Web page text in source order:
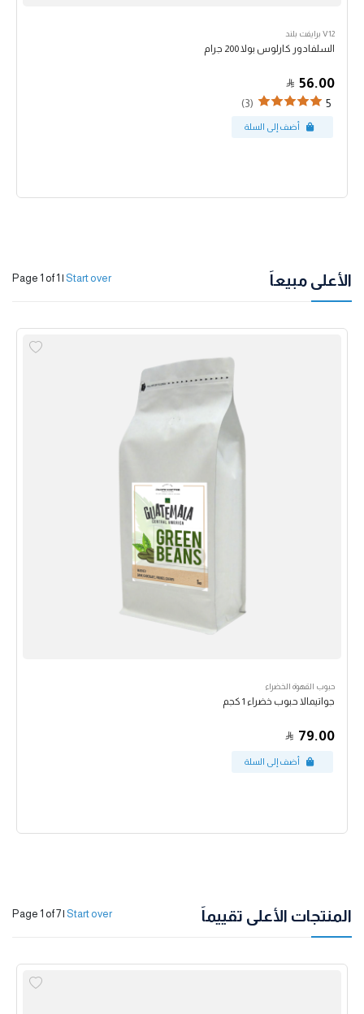
V12 برايفت بلند
السلفادور كارلوس بولا 200 جرام
56.00
5
(3)
الأعلى مبيعاً Page 1 of 1 | Start over
حبوب القهوة الخضراء
جواتيمالا حبوب خضراء 1 كجم
79.00
المنتجات الأعلى تقييماً Page 1 of 7| Start over